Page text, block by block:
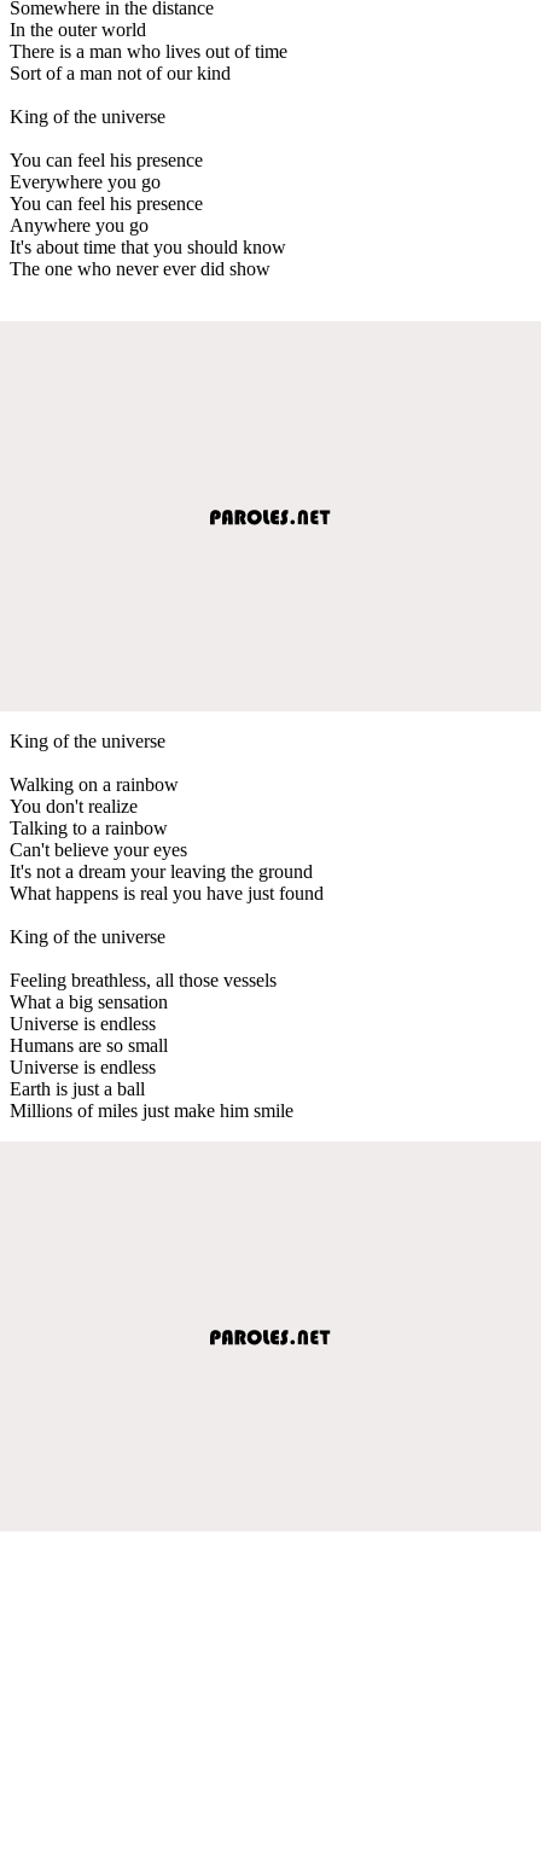
Somewhere in the distance
In the outer world
There is a man who lives out of time
Sort of a man not of our kind
King of the universe
You can feel his presence
Everywhere you go
You can feel his presence
Anywhere you go
It's about time that you should know
The one who never ever did show
King of the universe
Walking on a rainbow
You don't realize
Talking to a rainbow
Can't believe your eyes
It's not a dream your leaving the ground
What happens is real you have just found
King of the universe
Feeling breathless, all those vessels
What a big sensation
Universe is endless
Humans are so small
Universe is endless
Earth is just a ball
Millions of miles just make him smile